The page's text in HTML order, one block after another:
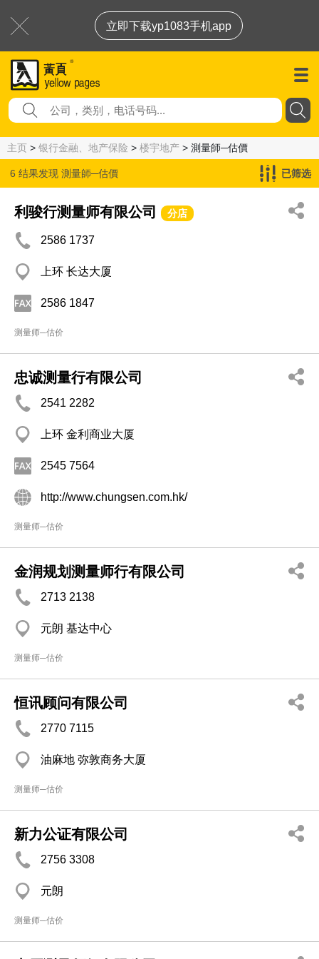
立即下载yp1083手机app
主页 > 银行金融、地产保险 > 楼宇地产 > 測量師─估價
6 结果发现 測量師─估價 已筛选
利骏行测量师有限公司 分店
2586 1737
上环 长达大厦
2586 1847
测量师─估价
忠诚测量行有限公司
2541 2282
上环 金利商业大厦
2545 7564
http://www.chungsen.com.hk/
测量师─估价
金润规划测量师行有限公司
2713 2138
元朗 基达中心
测量师─估价
恒讯顾问有限公司
2770 7115
油麻地 弥敦商务大厦
测量师─估价
新力公证有限公司
2756 3308
元朗
测量师─估价